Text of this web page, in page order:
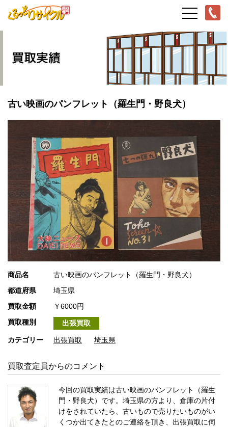
古い映画のパンフレット（羅生門・野良犬）
商品名
古い映画のパンフレット（羅生門・野良犬）
都道府県
埼玉県
買取金額
￥6000円
買取種別
出張買取
カテゴリー 出張買取 埼玉県
買取査定員からのコメント
今回の買取実績は古い映画のパンフレット（羅生
門・野良犬）です。埼玉県の方より、倉庫の片付
けをされていたら、古いもので売りたいものがい
くつか出てきたとのご連絡を頂き、出張買取に伺